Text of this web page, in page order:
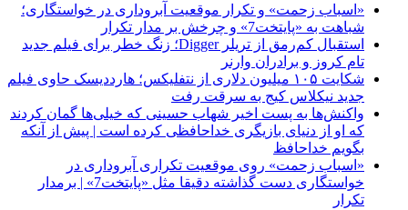
«اسباب زحمت» و تکرار موقعیت آبروداری در خواستگاری؛
شباهت به «پایتخت7» و چرخش بر مدار تکرار
استقبال کم‌رمق از تریلر Digger؛ زنگ خطر برای فیلم جدید
تام کروز و برادران وارنر
شکایت ۱۰۵ میلیون دلاری از نتفلیکس؛ هارددیسک حاوی فیلم
جدید نیکلاس کیج به سرقت رفت
واکنش‌ها به پست اخیر شهاب حسینی که خیلی‌ها گمان کردند
که او از دنیای بازیگری خداحافظی کرده است | پیش از آنکه
بگویم خداحافظ
«اسباب زحمت» روی موقعیت تکراری آبروداری در
خواستگاری دست گذاشته دقیقا مثل «پایتخت7» | برمدار
تکرار